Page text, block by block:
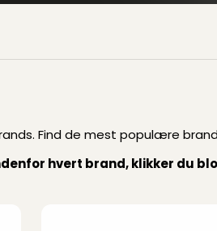
Find de mest populære
hvert brand, klikker du